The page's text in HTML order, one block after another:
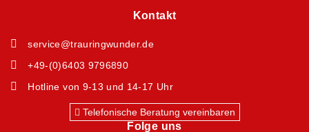
Kontakt
service@trauringwunder.de
+49-(0)6403 9796890
Hotline von 9-13 und 14-17 Uhr
Telefonische Beratung vereinbaren
Folge uns